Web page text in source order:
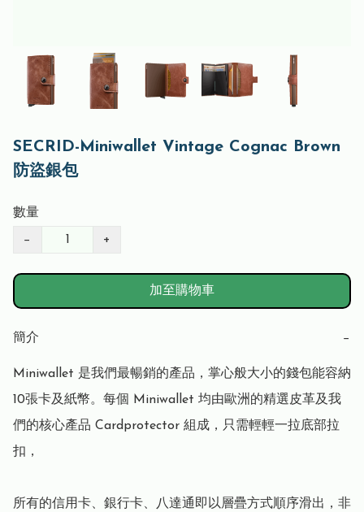
SECRID-Miniwallet Vintage Cognac Brown
防盜銀包
數量
− +
加至購物車
簡介 −
Miniwallet 是我們最暢銷的產品，掌心般大小的錢包能容納
10張卡及紙幣。每個 Miniwallet 均由歐洲的精選皮革及我
們的核心產品 Cardprotector 組成，只需輕輕一拉底部拉
扣，
所有的信用卡、銀行卡、八達通即以層疊方式順序滑出，非